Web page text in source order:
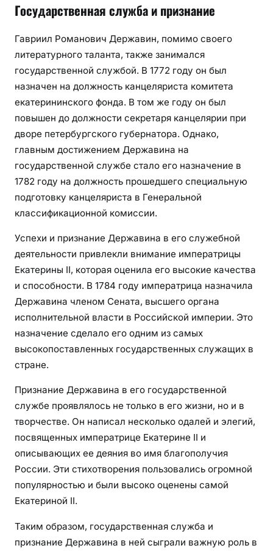
Государственная служба и признание
Гавриил Романович Державин, помимо своего
литературного таланта, также занимался
государственной службой. В 1772 году он был
назначен на должность канцеляриста комитета
екатерининского фонда. В том же году он был
повышен до должности секретаря канцелярии при
дворе петербургского губернатора. Однако,
главным достижением Державина на
государственной службе стало его назначение в
1782 году на должность прошедшего специальную
подготовку канцеляриста в Генеральной
классификационной комиссии.
Успехи и признание Державина в его служебной
деятельности привлекли внимание императрицы
Екатерины II, которая оценила его высокие качества
и способности. В 1784 году императрица назначила
Державина членом Сената, высшего органа
исполнительной власти в Российской империи. Это
назначение сделало его одним из самых
высокопоставленных государственных служащих в
стране.
Признание Державина в его государственной
службе проявлялось не только в его жизни, но и в
творчестве. Он написал несколько одалей и элегий,
посвященных императрице Екатерине II и
описывающих ее деяния во имя благополучия
России. Эти стихотворения пользовались огромной
популярностью и были высоко оценены самой
Екатериной II.
Таким образом, государственная служба и
признание Державина в ней сыграли важную роль в